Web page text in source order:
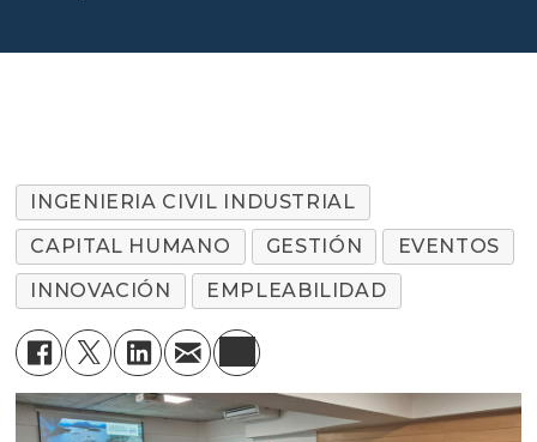
INGENIERIA CIVIL INDUSTRIAL
CAPITAL HUMANO
GESTIÓN
EVENTOS
INNOVACIÓN
EMPLEABILIDAD